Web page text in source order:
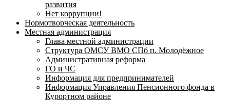
развития
Нет коррупции!
Нормотворческая деятельность
Местная администрация
Глава местной администрации
Структура ОМСУ ВМО СПб п. Молодёжное
Административная реформа
ГО и ЧС
Информация для предпринимателей
Информация Управления Пенсионного фонда в
Курортном районе